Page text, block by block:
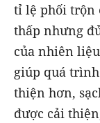
tỉ lệ phối trộn
thấp nhưng
của nhiên
giúp quá
thiện hơn,
được cải